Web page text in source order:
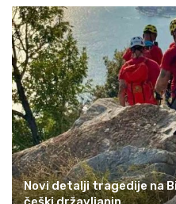
Novi detalji tragedije na